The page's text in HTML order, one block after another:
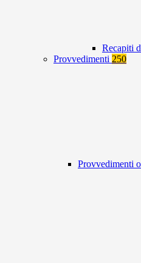
Recapiti
Provvedimenti 250
Provvedimenti